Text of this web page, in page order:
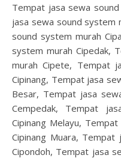
Tempat jasa sewa
jasa sewa sound system
sound system murah
system murah Cipedak,
murah Cipete, Tempat
Cipinang, Tempat jasa
Besar, Tempat jasa
Cempedak, Tempat
Cipinang Melayu,
Cipinang Muara,
Cipondoh, Tempat jasa